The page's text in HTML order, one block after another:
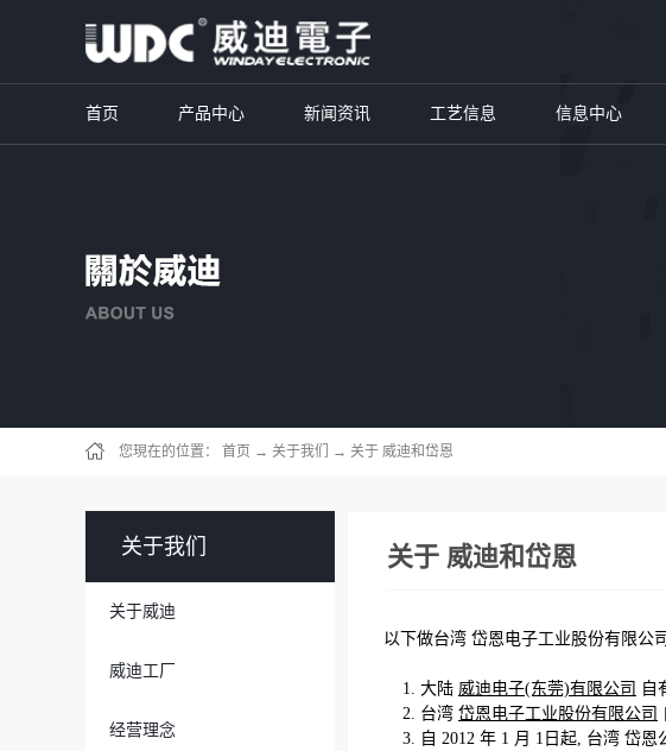
首页 产品中心 新闻资讯 工艺信息 信息中心
您現在的位置： 首页 → 关于我们 → 关于 威迪和岱恩
关于我们
关于威迪
威迪工厂
经营理念
关于 威迪和岱恩
以下做台湾 岱恩电子工业股份有限公
1. 大陆 威迪电子(东莞)有限公司
自
2. 台湾 岱恩电子工业股份有限公司
3. 自 2012 年 1 月 1日起, 台湾 岱恩